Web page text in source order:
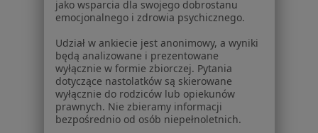
Pomoc
Aplikacje mobilne
Blog dla pacjentów
Dla profesjonalistów
Cennik
Dla lekarzy
jako wsparcia dla swojego dobrostanu
emocjonalnego i zdrowia psychicznego.
Udział w ankiecie jest anonimowy, a wyniki
będą analizowane i prezentowane
wyłącznie w formie zbiorczej. Pytania
dotyczące nastolatków są skierowane
wyłącznie do rodziców lub opiekunów
prawnych. Nie zbieramy informacji
bezpośrednio od osób niepełnoletnich.